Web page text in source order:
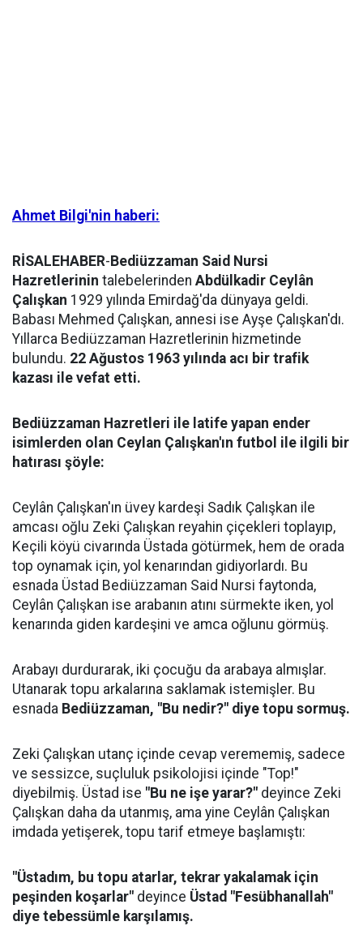
Ahmet Bilgi'nin haberi:
RİSALEHABER- Bediüzzaman Said Nursi
Hazretlerinin talebelerinden Abdülkadir Ceylân
Çalışkan 1929 yılında Emirdağ'da dünyaya geldi.
Babası Mehmed Çalışkan, annesi ise Ayşe Çalışkan'dı.
Yıllarca Bediüzzaman Hazretlerinin hizmetinde
bulundu. 22 Ağustos 1963 yılında acı bir trafik
kazası ile vefat etti.
Bediüzzaman Hazretleri ile latife yapan ender
isimlerden olan Ceylan Çalışkan'ın futbol ile ilgili bir
hatırası şöyle:
Ceylân Çalışkan'ın üvey kardeşi Sadık Çalışkan ile
amcası oğlu Zeki Çalışkan reyahin çiçekleri toplayıp,
Keçili köyü civarında Üstada götürmek, hem de orada
top oynamak için, yol kenarından gidiyorlardı. Bu
esnada Üstad Bediüzzaman Said Nursi faytonda,
Ceylân Çalışkan ise arabanın atını sürmekte iken, yol
kenarında giden kardeşini ve amca oğlunu görmüş.
Arabayı durdurarak, iki çocuğu da arabaya almışlar.
Utanarak topu arkalarına saklamak istemişler. Bu
esnada Bediüzzaman, "Bu nedir?" diye topu sormuş.
Zeki Çalışkan utanç içinde cevap verememiş, sadece
ve sessizce, suçluluk psikolojisi içinde "Top!"
diyebilmiş. Üstad ise "Bu ne işe yarar?" deyince Zeki
Çalışkan daha da utanmış, ama yine Ceylân Çalışkan
imdada yetişerek, topu tarif etmeye başlamıştı:
"Üstadım, bu topu atarlar, tekrar yakalamak için
peşinden koşarlar" deyince Üstad "Fesübhanallah"
diye tebessümle karşılamış.